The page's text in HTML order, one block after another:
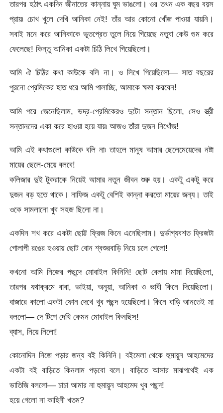
তারপর হঠাৎ একদিন জীনাতের কান্নায় ঘুম ভাঙলো। ওর তখন এক বছর বয়স
প্রায়৷ চোখ খুলে দেখি আনিকা নেই! তাঁর আর কোনো খোঁজ পাওয়া যায়নি।
সবাই মনে করে আনিকাকে ভূতপ্রেত তুলে নিয়ে গিয়েছে নতুবা কেউ গুম করে
ফেলেছে! কিন্তু আনিকা একটা চিঠি লিখে গিয়েছিলো।
আমি ঐ চিঠির কথা কাউকে বলি না। ও লিখে গিয়েছিলো— সাত বছরের
পুরনো প্রেমিকের হাত ধরে আমি পালাচ্ছি, আমাকে ক্ষমা করবেন!
আমি পরে জেনেছিলাম, ভদ্র-প্রেমিকেরও দুটো সন্তান ছিলো, সেও স্ত্রী
সন্তানদের একা করে হাওয়া হয়ে যায়৷ আজও তাঁরা দুজন নিখোঁজ!
আমি এই কথাগুলো কাউকে বলি না৷ তাহলে মানুষ আমার ছেলেমেয়েদের নষ্টা
মায়ের ছেলে-মেয়ে বলবে!
কলিজার দুই টুকরাকে নিয়েই আমার নতুন জীবন শুরু হয়। একটু একটু করে
দুজন বড় হতে থাকে। নাফিজ একটু বেশিই কান্না করতো মায়ের জন্য। তাই
ওকে সামলানো খুব সহজ ছিলো না।
একদিন শখ করে একটা ছোট্ট ফ্রিজ কিনে এনেছিলাম। দুর্ভাগ্যবশত ফ্রিজটা
গোলাপী রঙের হওয়ায় ছোট বোন শ্বশুরবাড়ি নিয়ে চলে গেলো!
কখনো আমি নিজের পছন্দে মোবাইল কিনিনি! ছোট বেলায় মামা দিয়েছিলো,
তারপর যথাক্রমে বাবা, ভাইয়া, অনুয়া, আনিকা ও ভাবী কিনে দিয়েছিলো।
বাজারে কালো একটা ফোন দেখে খুব পছন্দ হয়েছিলো। কিনে বাড়ি আনতেই মা
বললো— দে টিপে দেখি কেমন মোবাইল কিনছিস!
ব্যাস, নিয়ে নিলো!
কোনোদিন নিজে পড়ার জন্য বই কিনিনি। বইমেলা থেকে হুমায়ুন আহমেদের
একটা বই বাড়িতে কিনলাম পড়বো বলে। বাড়িতে আসার মাঝপথেই এক
ভাতিজি বললো— চাচা আমার না হুমায়ুন আহমেদ খুব পছন্দ!
হয়ে গেলো না কাহিনী খতম?